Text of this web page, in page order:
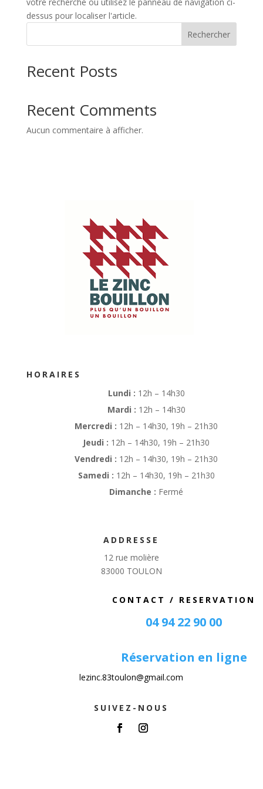
dessus pour localiser l'article.
Rechercher
Recent Posts
Recent Comments
Aucun commentaire à afficher.
HORAIRES
Lundi : 12h – 14h30
Mardi : 12h – 14h30
Mercredi : 12h – 14h30, 19h – 21h30
Jeudi : 12h – 14h30, 19h – 21h30
Vendredi : 12h – 14h30, 19h – 21h30
Samedi : 12h – 14h30, 19h – 21h30
Dimanche : Fermé
ADDRESSE
12 rue molière
83000 TOULON
CONTACT / RESERVATION
04 94 22 90 00
Réservation en ligne
lezinc.83toulon@gmail.com
SUIVEZ-NOUS